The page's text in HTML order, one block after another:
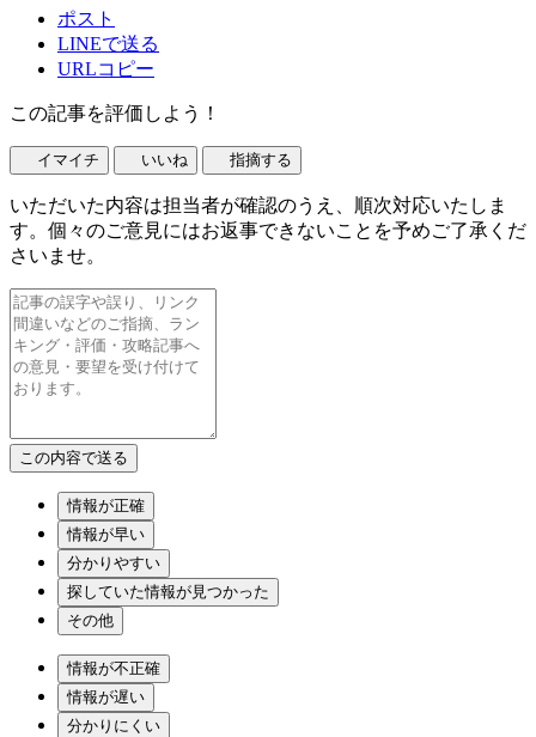
ポスト
LINEで送る
URLコピー
この記事を評価しよう！
イマイチ いいね 指摘する
いただいた内容は担当者が確認のうえ、順次対応いたしま
す。個々のご意見にはお返事できないことを予めご了承くだ
さいませ。
情報が正確
情報が早い
分かりやすい
探していた情報が見つかった
その他
情報が不正確
情報が遅い
分かりにくい